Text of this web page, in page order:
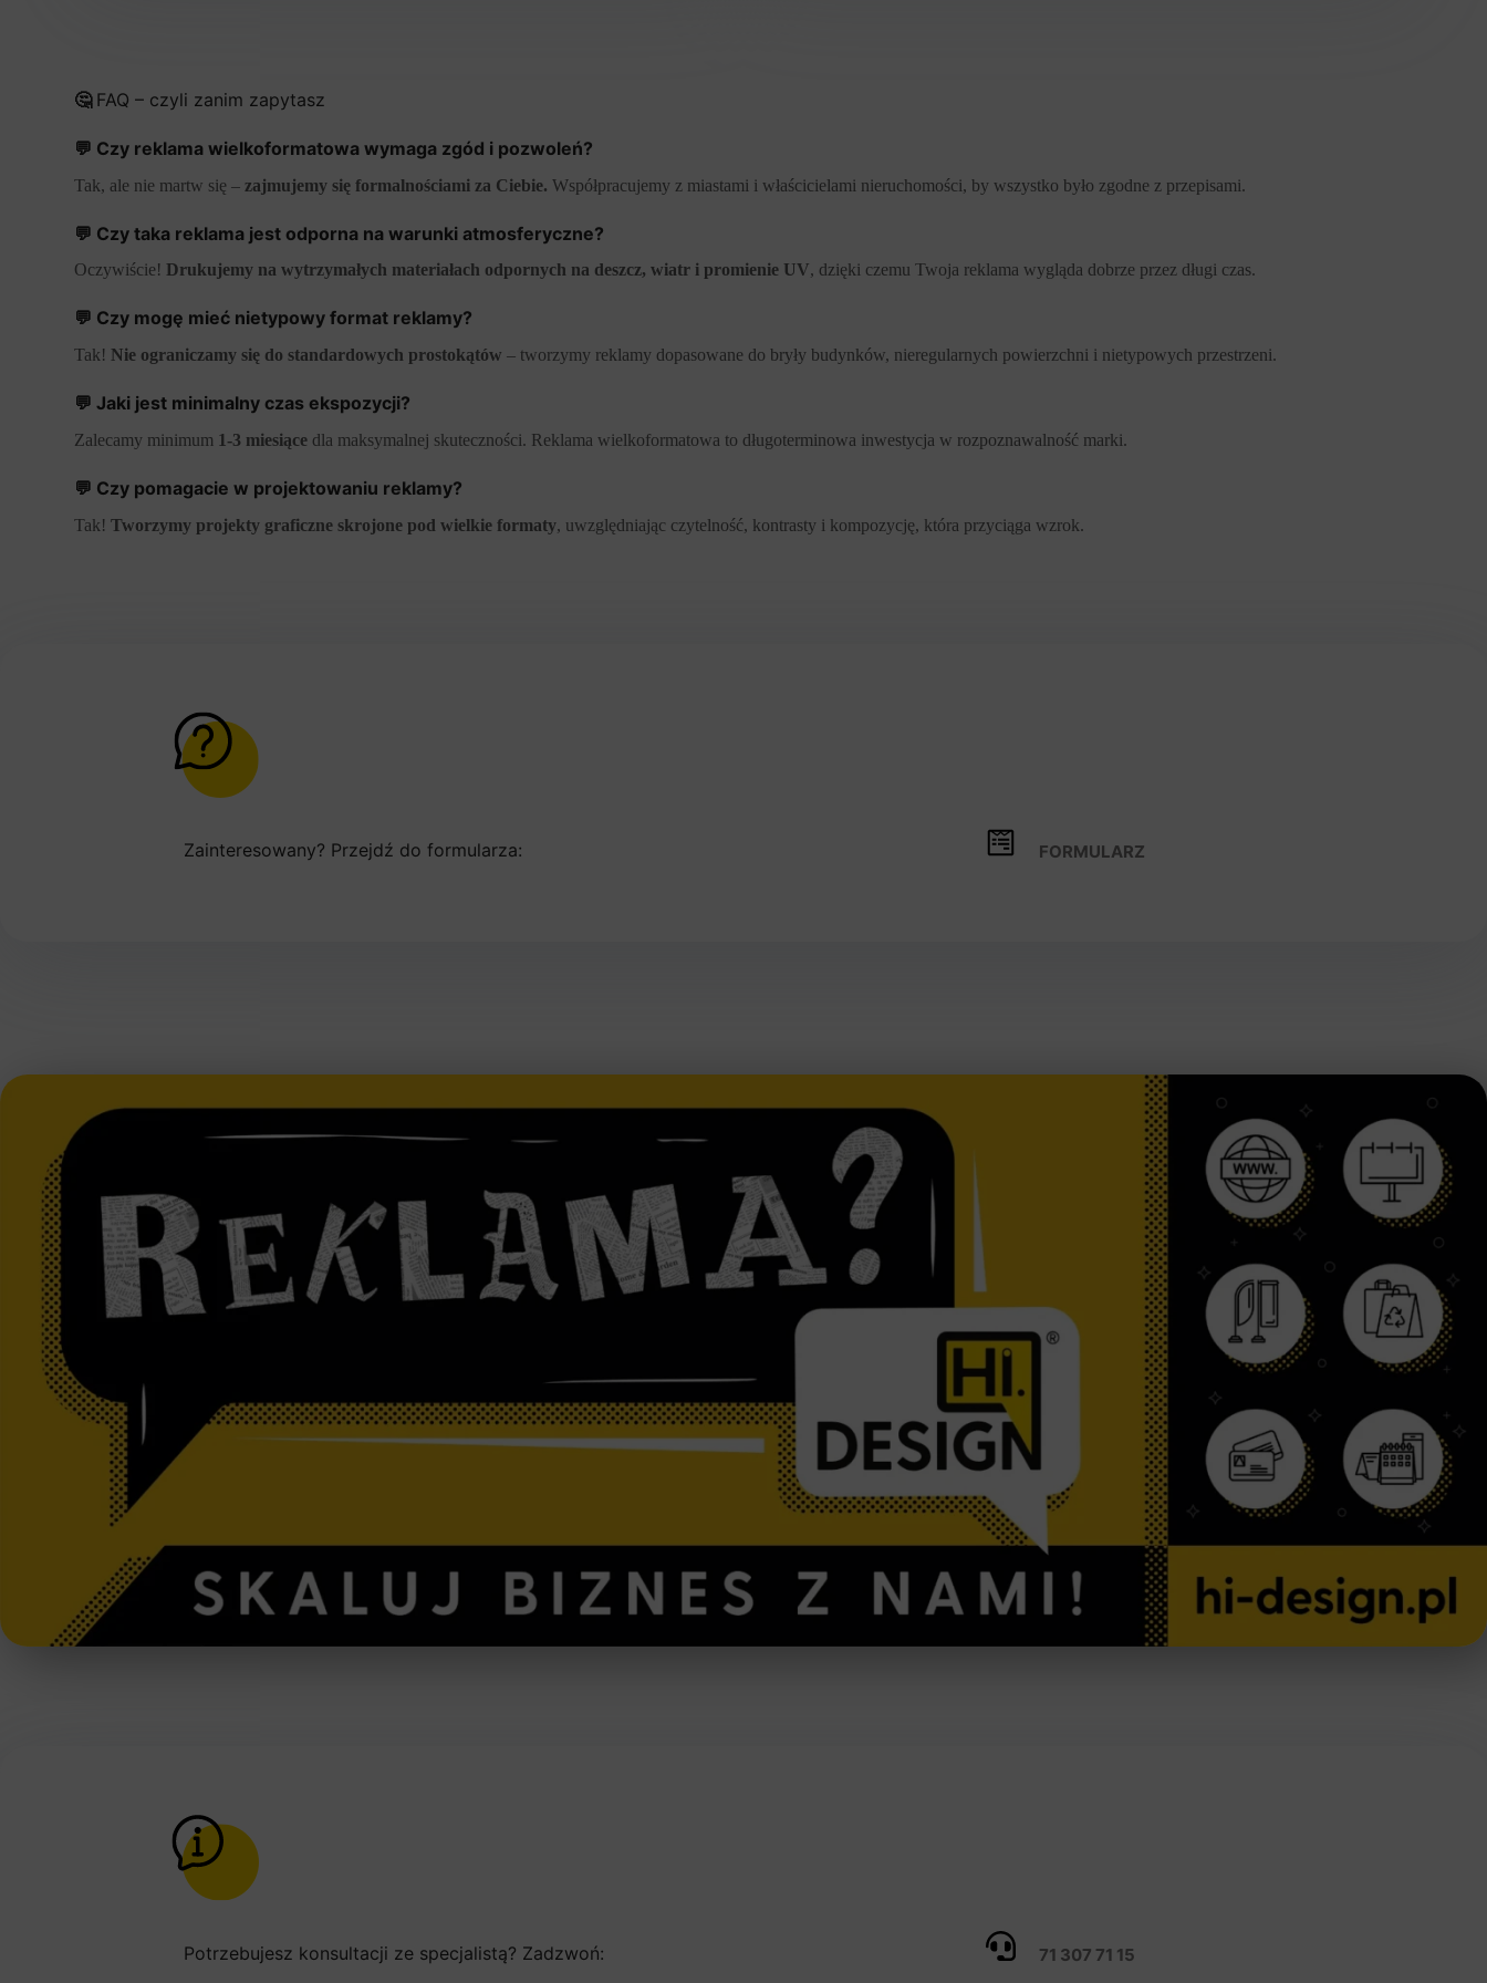
🤔 FAQ – czyli zanim zapytasz
💬 Czy reklama wielkoformatowa wymaga zgód i pozwoleń?
Tak, ale nie martw się – zajmujemy się formalnościami za Ciebie. Współpracujemy z miastami i właścicielami nieruchomości, by wszystko było zgodne z przepisami.
💬 Czy taka reklama jest odporna na warunki atmosferyczne?
Oczywiście! Drukujemy na wytrzymałych materiałach odpornych na deszcz, wiatr i promienie UV, dzięki czemu Twoja reklama wygląda dobrze przez długi czas.
💬 Czy mogę mieć nietypowy format reklamy?
Tak! Nie ograniczamy się do standardowych prostokątów – tworzymy reklamy dopasowane do bryły budynków, nieregularnych powierzchni i nietypowych przestrzeni.
💬 Jaki jest minimalny czas ekspozycji?
Zalecamy minimum 1-3 miesiące dla maksymalnej skuteczności. Reklama wielkoformatowa to długoterminowa inwestycja w rozpoznawalność marki.
💬 Czy pomagacie w projektowaniu reklamy?
Tak!Tworzymy projekty graficzne skrojone pod wielkie formaty, uwzględniając czytelność, kontrasty i kompozycję, która przyciąga wzrok.
Zainteresowany? Przejdź do formularza: FORMULARZ
Potrzebujesz konsultacji ze specjalistą? Zadzwoń: 71 307 71 15